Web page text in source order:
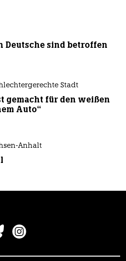
Deutsche sind betroffen
Stadt
gemacht für den weißen
Auto“
Anhalt